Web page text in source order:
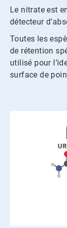
Le nitrate est
détecteur
Toutes les
de rétention
utilisé pour
surface de